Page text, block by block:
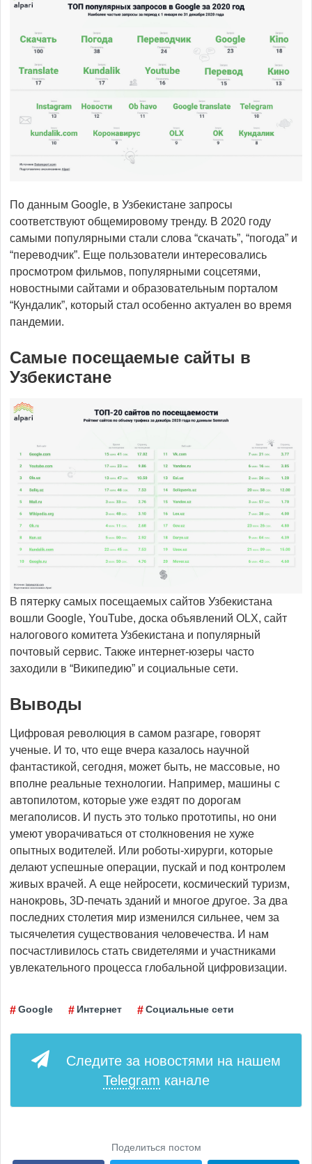
По данным Google, в Узбекистане запросы
соответствуют общемировому тренду. В 2020 году
самыми популярными стали слова “скачать”, “погода” и
“переводчик”. Еще пользователи интересовались
просмотром фильмов, популярными соцсетями,
новостными сайтами и образовательным порталом
“Кундалик”, который стал особенно актуален во время
пандемии.
Самые посещаемые сайты в
Узбекистане
В пятерку самых посещаемых сайтов Узбекистана
вошли Google, YouTube, доска объявлений OLX, сайт
налогового комитета Узбекистана и популярный
почтовый сервис. Также интернет-юзеры часто
заходили в “Википедию” и социальные сети.
Выводы
Цифровая революция в самом разгаре, говорят
ученые. И то, что еще вчера казалось научной
фантастикой, сегодня, может быть, не массовые, но
вполне реальные технологии. Например, машины с
автопилотом, которые уже ездят по дорогам
мегаполисов. И пусть это только прототипы, но они
умеют уворачиваться от столкновения не хуже
опытных водителей. Или роботы-хирурги, которые
делают успешные операции, пускай и под контролем
живых врачей. А еще нейросети, космический туризм,
нанокровь, 3D-печать зданий и многое другое. За два
последних столетия мир изменился сильнее, чем за
тысячелетия существования человечества. И нам
посчастливилось стать свидетелями и участниками
увлекательного процесса глобальной цифровизации.
Google Интернет Социальные сети
Следите за новостями на нашем
Telegram канале
Поделиться постом